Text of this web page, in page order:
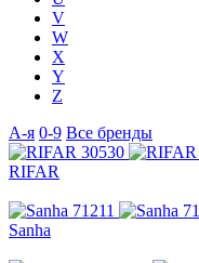
V
W
X
Y
Z
А-я 0-9 Все бренды
RIFAR
Sanha